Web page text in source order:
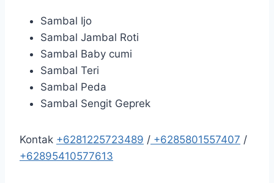
Sambal Ijo
Sambal Jambal Roti
Sambal Baby cumi
Sambal Teri
Sambal Peda
Sambal Sengit Geprek
Kontak +6281225723489 / +6285801557407 /
+62895410577613